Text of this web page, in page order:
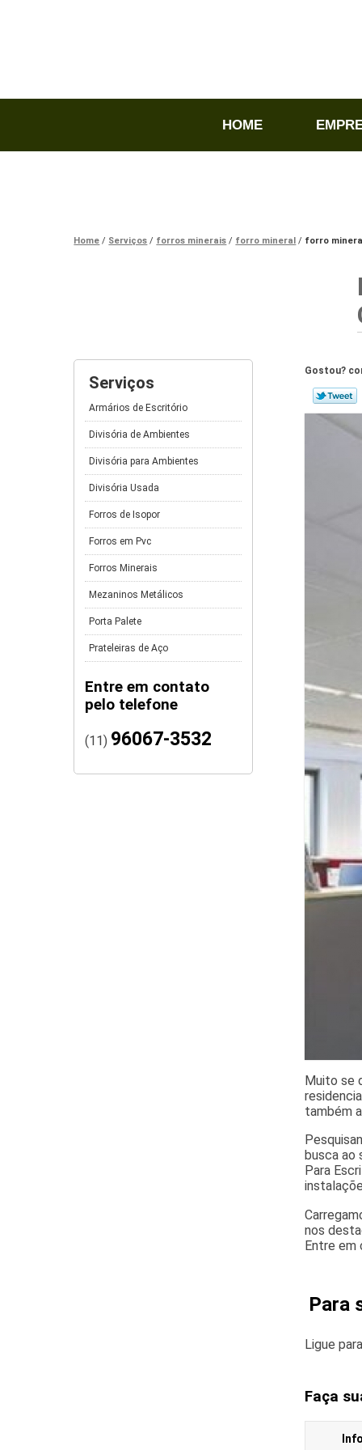
HOME
Home Serviços forros minerais forro mineral forro
Serviços
Armários de Escritório
Divisória de Ambientes
Divisória para Ambientes
Divisória Usada
Forros de Isopor
Forros em Pvc
Forros Minerais
Mezaninos Metálicos
Porta Palete
Prateleiras de Aço
Entre em contato
pelo telefone
(11) 96067-3532
Gostou?
Muito se
também
busca ao
Para
nos
Entre em
Para
Ligue
Faça